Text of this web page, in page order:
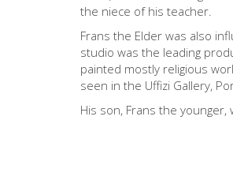
the niece of his teacher.
Frans the Elder was also
studio was the leading
painted mostly religious
seen in the Uffizi Gallery,
His son, Frans the